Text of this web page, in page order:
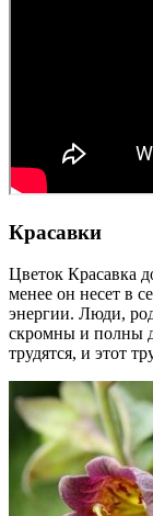
Красавки
Цветок Красавка
менее он несет в
энергии. Люди,
скромны и полны
трудятся, и этот